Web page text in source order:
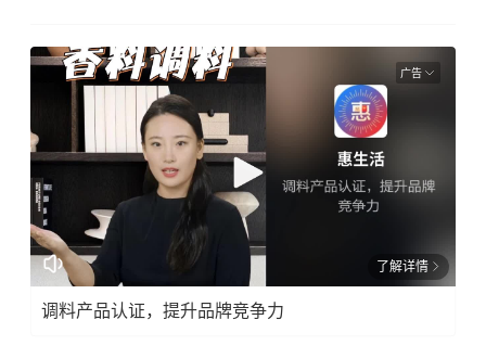
广告
了解详情
调料产品认证，提升品牌竞争力